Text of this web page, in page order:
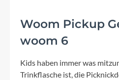
Woom Pickup
woom 6
Kids haben immer was
Trinkflasche ist, die